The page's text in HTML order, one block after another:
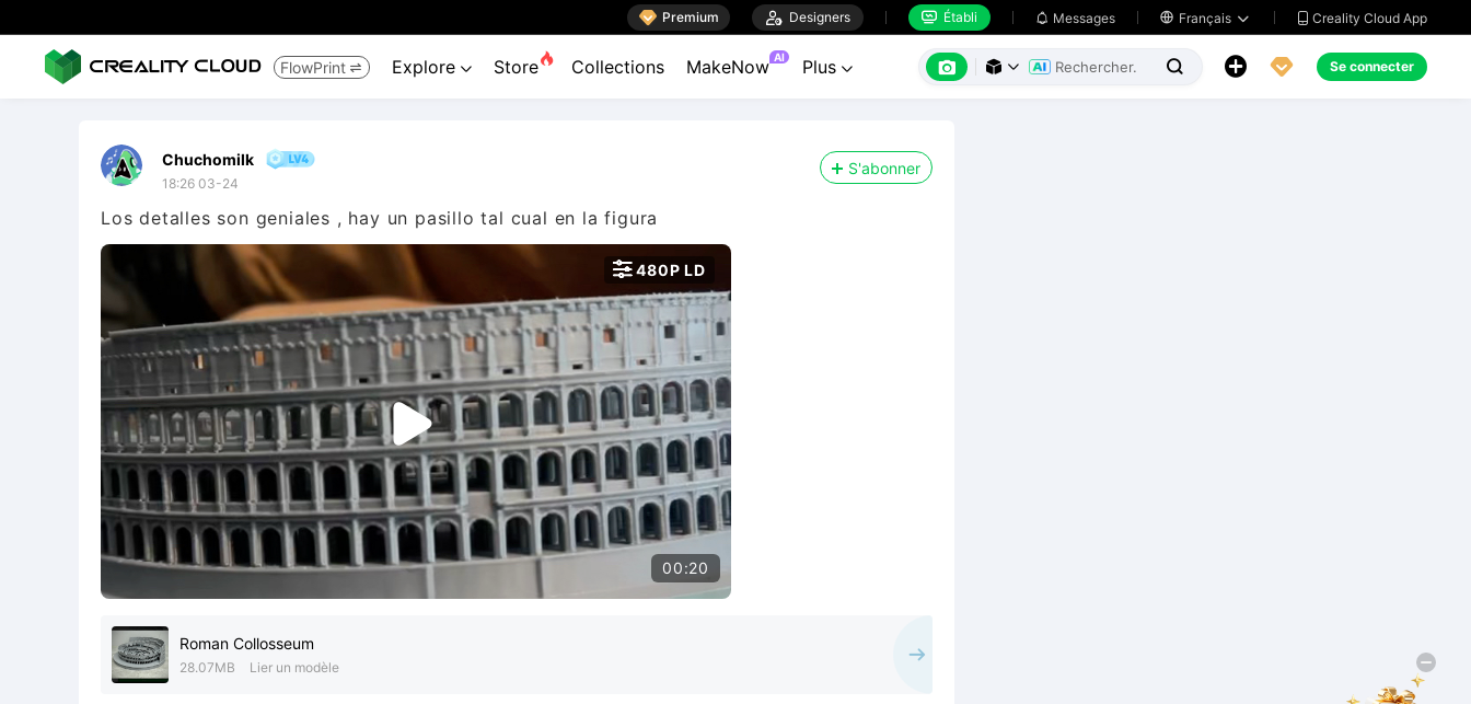
 Premium  Designers  Établi  Messages  Français   Creality Cloud App
FlowPrint  Explore  Store Collections MakeNow AI Plus        Se connecter
Chuchomilk
18:26 03-24
S'abonner
Los detalles son geniales , hay un pasillo tal cual en la figura
00:20

480P LD
Roman Collosseum
28.07MB Lier un modèle